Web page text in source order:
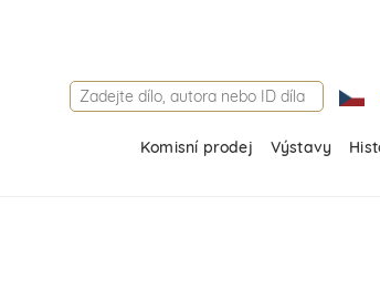
Komisní prodej Výstavy